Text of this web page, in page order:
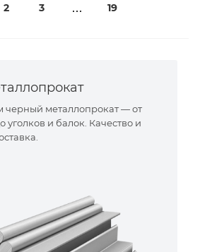
2 3 19
черный металлопрокат — от
уголков и балок. Качество и